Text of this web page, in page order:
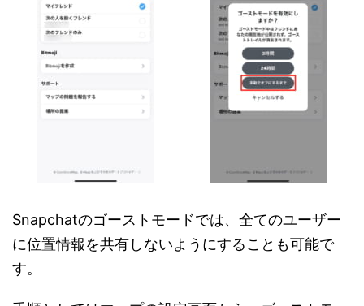
Snapchatのゴーストモードでは、全てのユーザー
に位置情報を共有しないようにすることも可能で
す。